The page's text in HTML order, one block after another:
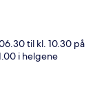
til kl. 10.30 på
i helgene